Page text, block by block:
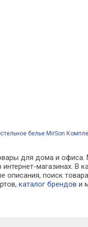
белье MirSon
для дома и
интернет-магазинах.
поиск
каталог брендов и